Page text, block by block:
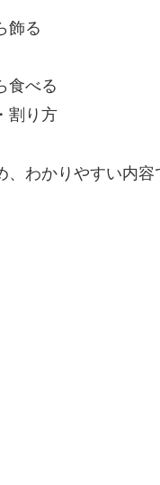
飾る
食べる
割り方
、わかりやすい内容